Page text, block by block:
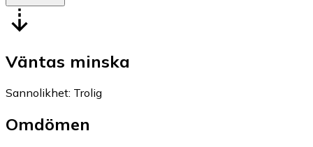
Väntas minska
Sannolikhet: Trolig
Omdömen